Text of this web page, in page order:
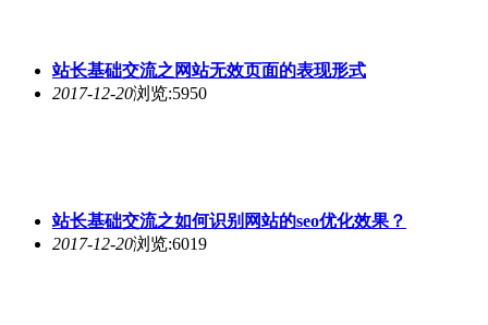
站长基础交流之网站无效页面的表现形式
2017-12-20浏览:5950
站长基础交流之如何识别网站的seo优化效果？
2017-12-20浏览:6019